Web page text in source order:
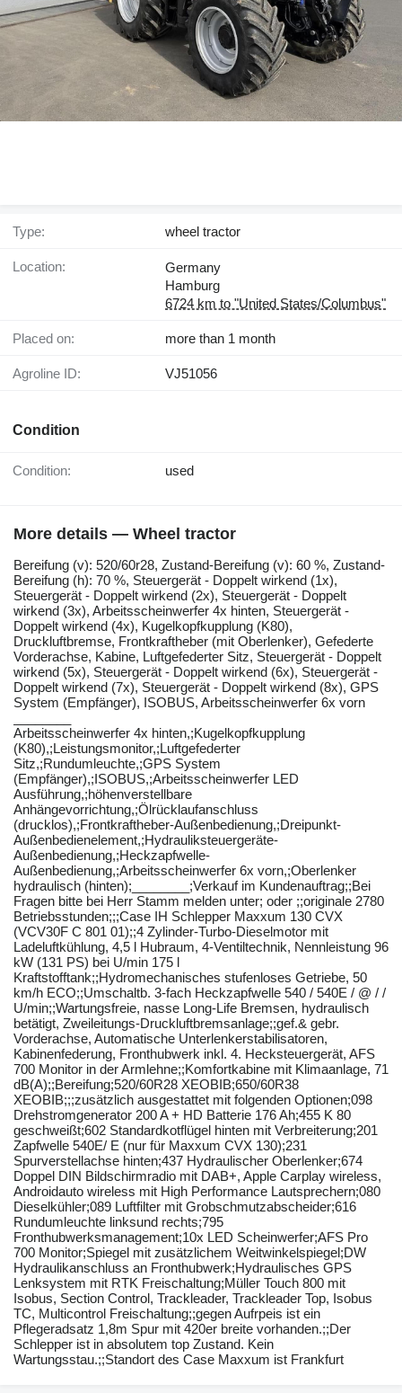
Type: wheel tractor
Location:
Germany
Hamburg
6724 km to "United States/Columbus"
Placed on: more than 1 month
Agroline ID: VJ51056
Condition
Condition: used
More details — Wheel tractor
Bereifung ​​​​​​​​​‌‌​​​​‌​​​​​​​​​‌‌‌​‌​‌​​​​​​​​​‌‌‌​‌​​​​​​​​​​​‌‌​‌‌‌‌​​​​​​​​​‌‌​‌‌​​​​​​​​​​​‌‌​‌​​‌​​​​​​​​​‌‌​‌‌‌​​​​​​​​​​‌‌​​‌​‌(v): 520/60r28, Zustand-Bereifung (v): 60 %, Zustand-
Bereifung (h): 70 %, Steuergerät - Doppelt wirkend (1x),
Steuergerät - Doppelt wirkend (2x), Steuergerät - Doppelt
wirkend (3x), Arbeitsscheinwerfer 4x hinten, Steuergerät -
Doppelt wirkend (4x), Kugelkopfkupplung (K80),
Druckluftbremse, Frontkraftheber (mit Oberlenker), Gefederte
Vorderachse, Kabine, Luftgefederter Sitz, Steuergerät - Doppelt
wirkend (5x), Steuergerät - Doppelt wirkend (6x), Steuergerät -
Doppelt wirkend (7x), Steuergerät - Doppelt wirkend (8x), GPS
System (Empfänger), ISOBUS, Arbeitsscheinwerfer 6x vorn
Arbeitsscheinwerfer ​​​​​​​​​‌‌‌​‌​​​​​​​​​​​‌‌‌​​‌​​​​​​​​​​‌‌​​​​‌​​​​​​​​​‌‌​‌​‌‌​​​​​​​​​‌‌‌​‌​​​​​​​​​​​‌‌​‌‌‌‌​​​​​​​​​‌‌‌​​‌​​​​​​​​​​‌‌‌​​​​​​​​​​​​​‌‌​‌‌‌‌​​​​​​​​​‌‌​‌‌‌‌​​​​​​​​​‌‌​‌‌​​4x hinten,;Kugelkopfkupplung
(K80),;Leistungsmonitor,;Luftgefederter
Sitz,;Rundumleuchte,;GPS System
(Empfänger),;ISOBUS,;Arbeitsscheinwerfer LED
Ausführung,;höhenverstellbare
Anhängevorrichtung,;Ölrücklaufanschluss
(drucklos),;Frontkraftheber-Außenbedienung,;Dreipunkt-
Außenbedienelement,;Hydrauliksteuergeräte-
Außenbedienung,;Heckzapfwelle-
Außenbedienung,;Arbeitsscheinwerfer 6x vorn,;Oberlenker
hydraulisch (hinten);________;Verkauf im Kundenauftrag;;Bei
Fragen bitte bei Herr Stamm melden unter; oder ;;originale 2780
Betriebsstunden;;;Case IH Schlepper Maxxum 130 CVX
(VCV30F C 801 01);;4 Zylinder-Turbo-Dieselmotor mit
Ladeluftkühlung, 4,5 l Hubraum, 4-Ventiltechnik, Nennleistung 96
kW (131 PS) bei U/min 175 l
Kraftstofftank;;Hydromechanisches stufenloses Getriebe, 50
km/h ECO;;Umschaltb. 3-fach Heckzapfwelle 540 / 540E / @ / /
U/min;;Wartungsfreie, nasse Long-Life Bremsen, hydraulisch
betätigt, Zweileitungs-Druckluftbremsanlage;;gef.& gebr.
Vorderachse, Automatische Unterlenkerstabilisatoren,
Kabinenfederung, Fronthubwerk inkl. 4. Hecksteuergerät, AFS
700 Monitor in der Armlehne;;Komfortkabine mit Klimaanlage, 71
dB(A);;Bereifung;520/60R28 XEOBIB;650/60R38
XEOBIB;;;zusätzlich ausgestattet mit folgenden Optionen;098
Drehstromgenerator 200 A + HD Batterie 176 Ah;455 K 80
geschweißt;602 Standardkotflügel hinten mit Verbreiterung;201
Zapfwelle 540E/ E (nur für Maxxum CVX 130);231
Spurverstellachse hinten;437 Hydraulischer Oberlenker;674
Doppel DIN Bildschirmradio mit DAB+, Apple Carplay wireless,
Androidauto wireless mit High Performance Lautsprechern;080
Dieselkühler;089 Luftfilter mit Grobschmutzabscheider;616
Rundumleuchte linksund rechts;795
Fronthubwerksmanagement;10x LED Scheinwerfer;AFS Pro
700 Monitor;Spiegel mit zusätzlichem Weitwinkelspiegel;DW
Hydraulikanschluss an Fronthubwerk;Hydraulisches GPS
Lenksystem mit RTK Freischaltung;Müller Touch 800 mit
Isobus, Section Control, Trackleader, Trackleader Top, Isobus
TC, Multicontrol Freischaltung;;gegen Aufrpeis ist ein
Pflegeradsatz 1,8m Spur mit 420er breite vorhanden.;;Der
Schlepper ist in absolutem top Zustand. Kein
Wartungsstau.;;Standort des Case Maxxum ist Frankfurt